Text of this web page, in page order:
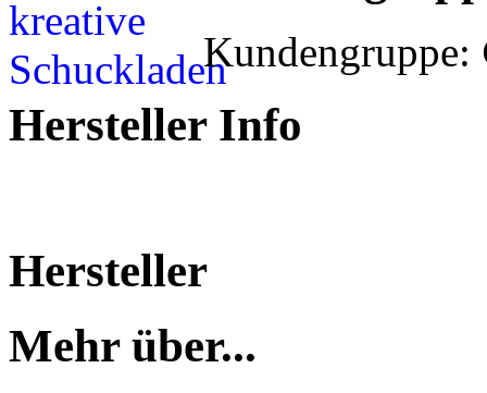
Kundengruppe:
Hersteller Info
Hersteller
Mehr über...